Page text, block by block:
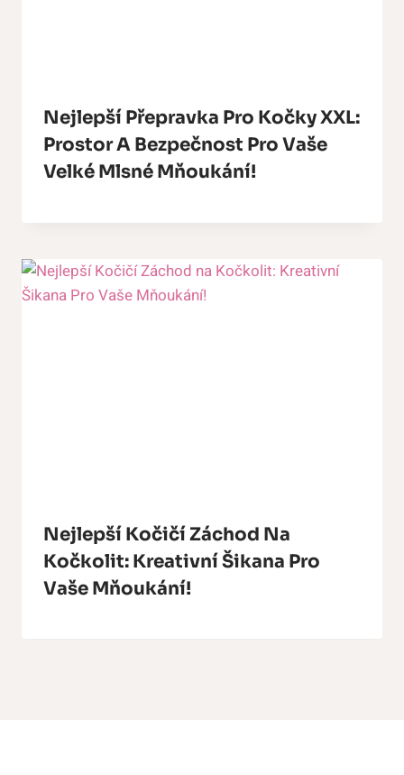
Nejlepší Přepravka Pro Kočky XXL:
Prostor A Bezpečnost Pro Vaše
Velké Mlsné Mňoukání!
Nejlepší Kočičí Záchod Na
Kočkolit: Kreativní Šikana Pro
Vaše Mňoukání!